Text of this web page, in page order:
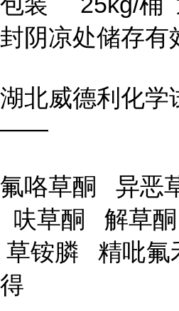
封阴凉处储存有
湖北威德利化学
——
氟咯草酮 异恶
呋草酮 解草
草铵膦 精吡氟
得